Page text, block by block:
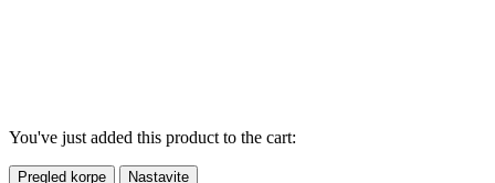
You've just added this product to the cart:
Pregled korpe Nastavite